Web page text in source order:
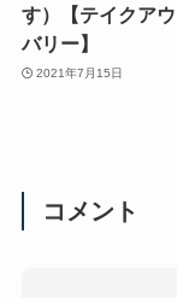
す）【テイクア
バリー】
2021年7月15日
コメント